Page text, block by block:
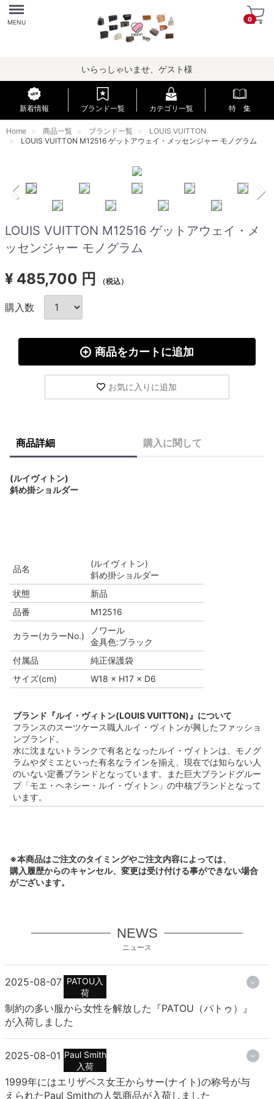
Menu
MENU 0
いらっしゃいませ、ゲスト様
新着情報 ブランド一覧 カテゴリ一覧 特 集
Home 商品一覧 ブランド一覧
LOUIS VUITTON
LOUIS VUITTON M12516 ゲットアウェイ・メッセンジャー モノグラム
LOUIS VUITTON M12516 ゲットアウェイ・メ
ッセンジャー モノグラム
¥ 485,700 円 （税込）
購入数
商品をカートに追加
お気に入りに追加
商品詳細 購入に関して
(ルイヴィトン)
斜め掛ショルダー
品名
(ルイヴィトン)
斜め掛ショルダー
状態
新品
品番
M12516
カラー(カラーNo.)
ノワール
金具色:ブラック
付属品
純正保護袋
サイズ(cm)
W18 × H17 × D6
ブランド『ルイ・ヴィトン(LOUIS VUITTON)』について
フランスのスーツケース職人ルイ・ヴィトンが興したファッショ
ンブランド。
水に沈まないトランクで有名となったルイ・ヴィトンは、モノグ
ラムやダミエといった有名なラインを揃え、現在では知らない人
のいない定番ブランドとなっています。また巨大ブランドグルー
プ「モエ・ヘネシー・ルイ・ヴィトン」の中核ブランドとなって
います。
※本商品はご注文のタイミングやご注文内容によっては、
購入履歴からのキャンセル、変更は受け付ける事ができない場合
がございます。
NEWS
ニュース
2025-08-07 PATOU入
荷
制約の多い服から女性を解放した『PATOU（パトゥ）』
が入荷しました
2025-08-01 Paul Smith
入荷
1999年にはエリザベス女王からサー(ナイト)の称号が与
えられたPaul Smithの人気商品が入荷しました